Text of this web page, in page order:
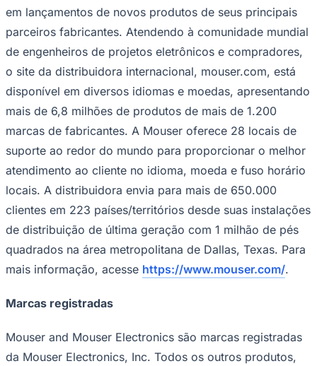
Flamengo
em lançamentos de novos produtos de seus principais
parceiros fabricantes. Atendendo à comunidade mundial
de engenheiros de projetos eletrônicos e compradores,
o site da distribuidora internacional, mouser.com, está
disponível em diversos idiomas e moedas, apresentando
mais de 6,8 milhões de produtos de mais de 1.200
marcas de fabricantes. A Mouser oferece 28 locais de
suporte ao redor do mundo para proporcionar o melhor
atendimento ao cliente no idioma, moeda e fuso horário
locais. A distribuidora envia para mais de 650.000
clientes em 223 países/territórios desde suas instalações
de distribuição de última geração com 1 milhão de pés
quadrados na área metropolitana de Dallas, Texas. Para
mais informação, acesse https://www.mouser.com/.
Marcas registradas
Mouser and Mouser Electronics são marcas registradas
da Mouser Electronics, Inc. Todos os outros produtos,